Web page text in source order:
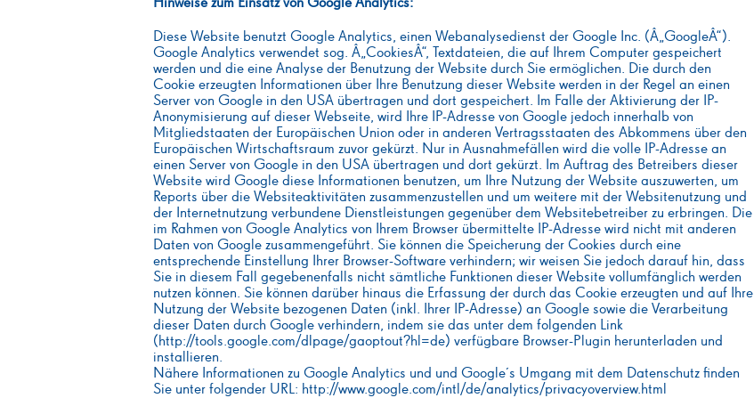
Hinweise zum Einsatz von Google Analytics:
Diese Website benutzt Google Analytics, einen Webanalysedienst der Google Inc. (Â„GoogleÂ“).
Google Analytics verwendet sog. Â„CookiesÂ“, Textdateien, die auf Ihrem Computer gespeichert
werden und die eine Analyse der Benutzung der Website durch Sie ermöglichen. Die durch den
Cookie erzeugten Informationen über Ihre Benutzung dieser Website werden in der Regel an einen
Server von Google in den USA übertragen und dort gespeichert. Im Falle der Aktivierung der IP-
Anonymisierung auf dieser Webseite, wird Ihre IP-Adresse von Google jedoch innerhalb von
Mitgliedstaaten der Europäischen Union oder in anderen Vertragsstaaten des Abkommens über den
Europäischen Wirtschaftsraum zuvor gekürzt. Nur in Ausnahmefällen wird die volle IP-Adresse an
einen Server von Google in den USA übertragen und dort gekürzt. Im Auftrag des Betreibers dieser
Website wird Google diese Informationen benutzen, um Ihre Nutzung der Website auszuwerten, um
Reports über die Websiteaktivitäten zusammenzustellen und um weitere mit der Websitenutzung und
der Internetnutzung verbundene Dienstleistungen gegenüber dem Websitebetreiber zu erbringen. Die
im Rahmen von Google Analytics von Ihrem Browser übermittelte IP-Adresse wird nicht mit anderen
Daten von Google zusammengeführt. Sie können die Speicherung der Cookies durch eine
entsprechende Einstellung Ihrer Browser-Software verhindern; wir weisen Sie jedoch darauf hin, dass
Sie in diesem Fall gegebenenfalls nicht sämtliche Funktionen dieser Website vollumfänglich werden
nutzen können. Sie können darüber hinaus die Erfassung der durch das Cookie erzeugten und auf Ihre
Nutzung der Website bezogenen Daten (inkl. Ihrer IP-Adresse) an Google sowie die Verarbeitung
dieser Daten durch Google verhindern, indem sie das unter dem folgenden Link
(http://tools.google.com/dlpage/gaoptout?hl=de) verfügbare Browser-Plugin herunterladen und
installieren.
Nähere Informationen zu Google Analytics und und Google´s Umgang mit dem Datenschutz finden
Sie unter folgender URL: http://www.google.com/intl/de/analytics/privacyoverview.html